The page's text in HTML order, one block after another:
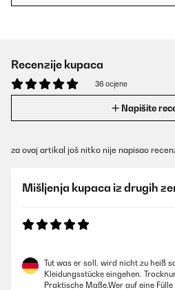
Recenzije kupaca
36 ocjene
Napišite
za ovaj artikal još nitko nije napisao
Mišljenja kupaca iz drugih
Tut was er soll, wird nicht zu heiß
Kleidungsstücke eingehen.
Praktische Maße.Wer auf eine